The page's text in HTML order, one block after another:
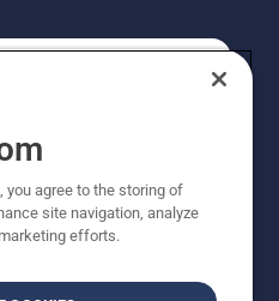
you agree to the storing of
site navigation, analyze
efforts.